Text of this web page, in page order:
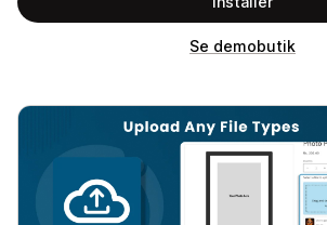
Se demobutik